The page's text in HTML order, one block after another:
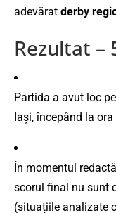
adevărat derby
Rezultat –
Partida a avut loc pe
Iași, începând la ora
În momentul
scorul final nu sunt
(situațiile analizate